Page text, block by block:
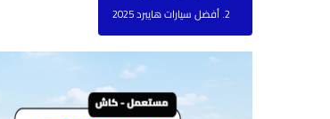
أفضل سيارات هايبرد 2025